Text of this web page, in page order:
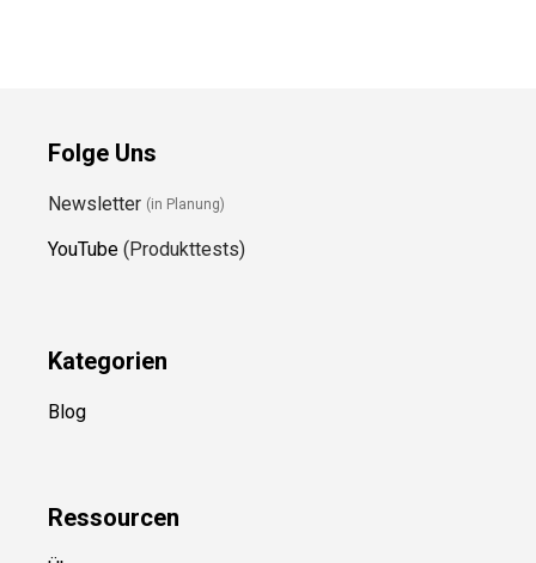
Folge Uns
Newsletter (in Planung)
YouTube (Produkttests)
Kategorien
Blog
Ressourcen